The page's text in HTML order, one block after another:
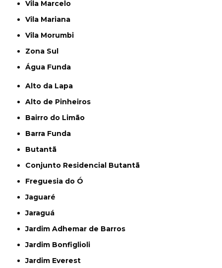
Vila Marcelo
Vila Mariana
Vila Morumbi
Zona Sul
Água Funda
Alto da Lapa
Alto de Pinheiros
Bairro do Limão
Barra Funda
Butantã
Conjunto Residencial Butantã
Freguesia do Ó
Jaguaré
Jaraguá
Jardim Adhemar de Barros
Jardim Bonfiglioli
Jardim Everest